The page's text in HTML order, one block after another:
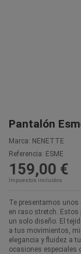
Pantalón
Marca: NENETTE
Referencia: ESME
159,00 €
Impuestos incluidos
Te presentamos
en raso stretch.
un solo diseño. El
a tus movimientos,
elegancia y fluidez a
ocasiones especiales